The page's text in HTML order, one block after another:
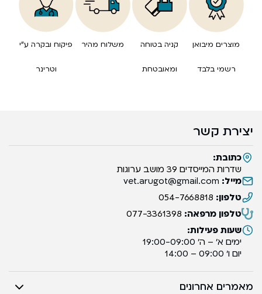
מוצרים מיבואן
רשמי בלבד
קניה בטוחה
ומאובטחת
משלוח מהיר פיקוח ובקרה ע”י
וטרינר
יצירת קשר
כתובת:
שדרות המייסדים 39 מושב ערוגות
מייל: vet.arugot@gmail.com
טלפון: 054-7668818
טלפון מרפאה: 077-3361398
שעות פעילות:
ימים א’ – ה’ 19:00-09:00
יום ו’ 09:00 – 14:00
מאמרים אחרונים